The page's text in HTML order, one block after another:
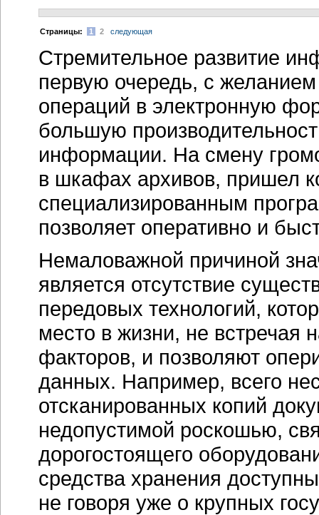
Cтраницы: 1 2 следующая
Стремительное развитие
первую очередь, с
операций в электронную
большую
информации. На смену
в шкафах архивов, пришел
специализированным
позволяет оперативно и
Немаловажной причиной
является отсутствие
передовых технологий,
место в жизни, не встречая
факторов, и позволяют
данных. Например, всего
отсканированных копий
недопустимой роскошью,
дорогостоящего
средства хранения
не говоря уже о крупных